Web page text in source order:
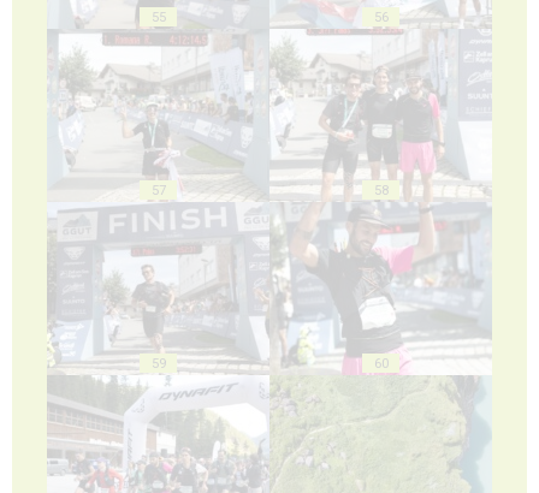
55 56
57 58
59 60